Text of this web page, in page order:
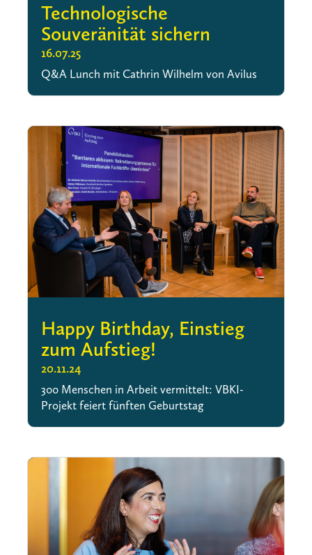
Technologische
Souveränität sichern
16.07.25
Q&A Lunch mit Cathrin Wilhelm von Avilus
Happy Birthday, Einstieg
zum Aufstieg!
20.11.24
300 Menschen in Arbeit vermittelt: VBKI-
Projekt feiert fünften Geburtstag